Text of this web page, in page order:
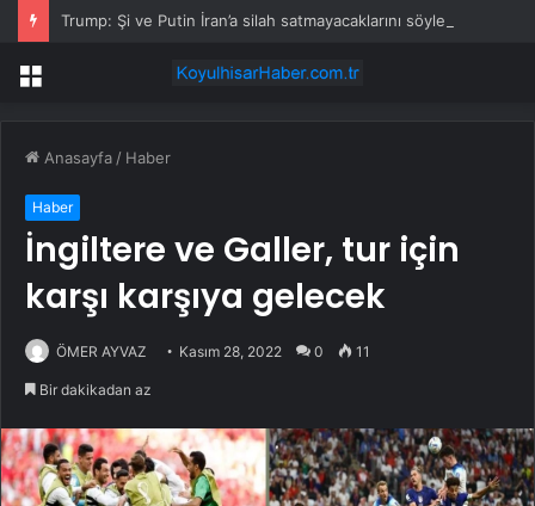
Trump: Şi ve Putin İran’a silah satmayacaklarını söyledi
Menü
Anasayfa / Haber
Haber
İngiltere ve Galler, tur için
karşı karşıya gelecek
ÖMER AYVAZ Kasım 28, 2022 0 11
Bir dakikadan az